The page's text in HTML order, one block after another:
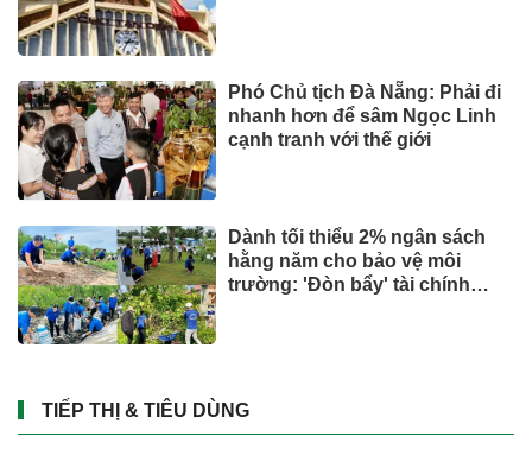
Phó Chủ tịch Đà Nẵng: Phải đi
nhanh hơn để sâm Ngọc Linh
cạnh tranh với thế giới
Dành tối thiểu 2% ngân sách
hằng năm cho bảo vệ môi
trường: 'Đòn bẩy' tài chính
TIẾP THỊ & TIÊU DÙNG